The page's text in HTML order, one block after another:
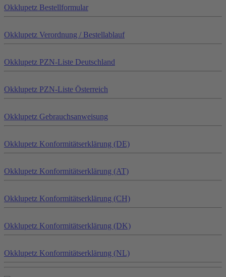
Okklupetz Bestellformular
Okklupetz Verordnung / Bestellablauf
Okklupetz PZN-Liste Deutschland
Okklupetz PZN-Liste Österreich
Okklupetz Gebrauchsanweisung
Okklupetz Konformitätserklärung (DE)
Okklupetz Konformitätserklärung (AT)
Okklupetz Konformitätserklärung (CH)
Okklupetz Konformitätserklärung (DK)
Okklupetz Konformitätserklärung (NL)